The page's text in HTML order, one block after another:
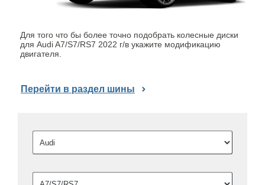
Для того что бы более точно подобрать колесные диски
для Audi A7/S7/RS7 2022 г/в укажите модификацию
двигателя.
Перейти в раздел шины